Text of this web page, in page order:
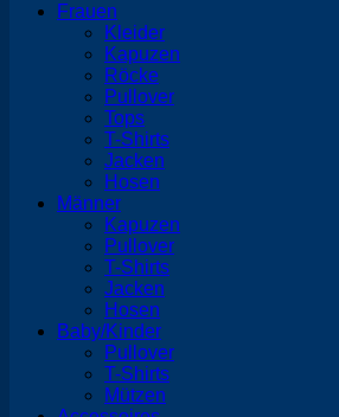
Frauen
Kleider
Kapuzen
Röcke
Pullover
Tops
T-Shirts
Jacken
Hosen
Männer
Kapuzen
Pullover
T-Shirts
Jacken
Hosen
Baby/Kinder
Pullover
T-Shirts
Mützen